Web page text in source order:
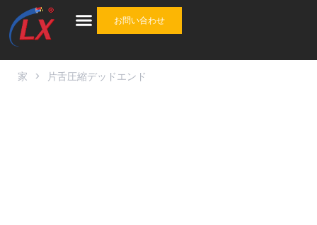
お問い合わせ
家 > 片舌圧縮デッドエンド